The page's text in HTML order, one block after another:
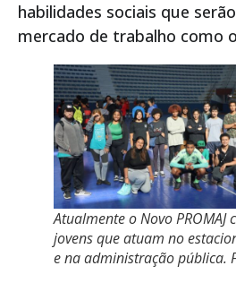
habilidades sociais que
mercado de trabalho como
Atualmente o Novo PROMAJ
jovens que atuam no
e na administração pública.